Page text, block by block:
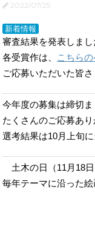
2022/07/25
新着情報
審査結果を発表しまし
各受賞作は、
こちら
ご応募いただいた皆
今年度の募集は締切ま
たくさんのご応募あり
選考結果は10月上旬
土木の日（11月18日
毎年テーマに沿った絵